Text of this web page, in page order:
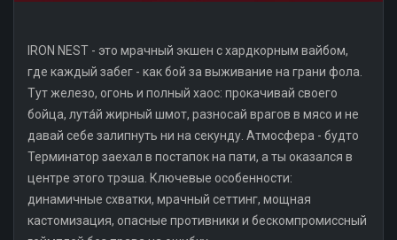
IRON NEST - это мрачный экшен с хардкорным вайбом,
где каждый забег - как бой за выживание на грани фола.
Тут железо, огонь и полный хаос: прокачивай своего
бойца, лута́й жирный шмот, разносай врагов в мясо и не
давай себе залипнуть ни на секунду. Атмосфера - будто
Терминатор заехал в постапок на пати, а ты оказался в
центре этого трэша. Ключевые особенности:
динамичные схватки, мрачный сеттинг, мощная
кастомизация, опасные противники и бескомпромиссный